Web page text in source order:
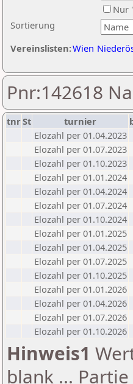
Sortierung
Nur
Vereinslisten:Wien
Pnr:142618
tnrSt turnier
Elozahl per 01.04.2023
Elozahl per 01.07.2023
Elozahl per 01.10.2023
Elozahl per 01.01.2024
Elozahl per 01.04.2024
Elozahl per 01.07.2024
Elozahl per 01.10.2024
Elozahl per 01.01.2025
Elozahl per 01.04.2025
Elozahl per 01.07.2025
Elozahl per 01.10.2025
Elozahl per 01.01.2026
Elozahl per 01.04.2026
Elozahl per 01.07.2026
Elozahl per 01.10.2026
Hinweis1
blank ...